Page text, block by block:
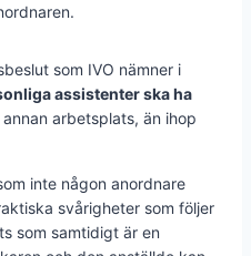
som IVO nämner i
assistenter ska ha
arbetsplats, än ihop
inte någon anordnare
svårigheter som följer
som samtidigt är en